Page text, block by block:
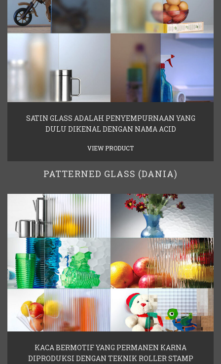
SATIN GLASS ADALAH PENYEMPURNAAN YANG
DULU DIKENAL DENGAN NAMA ACID
VIEW PRODUCT
PATTERNED GLASS (DANIA)
KACA BERMOTIF YANG PERMANEN KARNA
DIPRODUKSI DENGAN TEKNIK ROLLER STAMP